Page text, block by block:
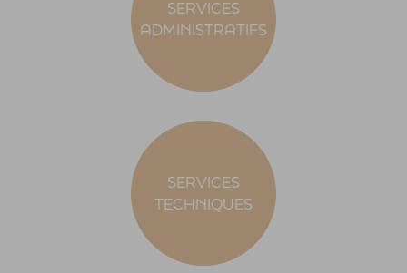
SERVICES
ADMINISTRATIFS
SERVICES
TECHNIQUES